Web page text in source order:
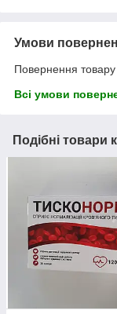
Умови
Повернення
Всі умови
Подібні товари